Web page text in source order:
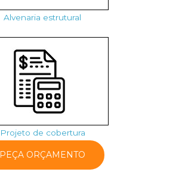
Alvenaria estrutural
Projeto de cobertura
PEÇA ORÇAMENTO